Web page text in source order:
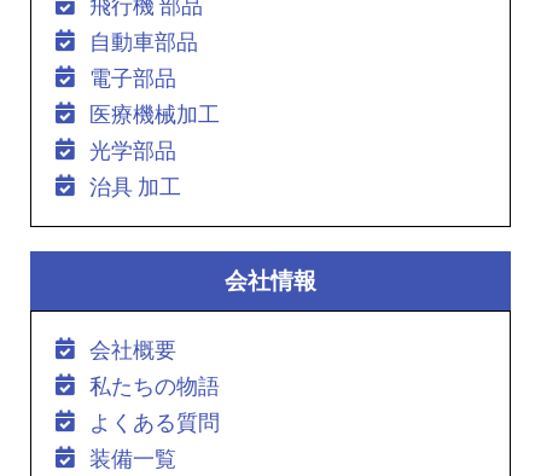
飛行機 部品
自動車部品
電子部品
医療機械加工
光学部品
治具 加工
会社情報
会社概要
私たちの物語
よくある質問
装備一覧